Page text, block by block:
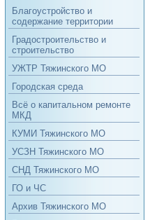
Благоустройство и
содержание территории
Градостроительство и
строительство
УЖТР Тяжинского МО
Городская среда
Всё о капитальном ремонте
МКД
КУМИ Тяжинского МО
УСЗН Тяжинского МО
СНД Тяжинского МО
ГО и ЧС
Архив Тяжинского МО